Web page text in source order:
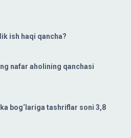
ish haqi qancha?
nafar aholining qanchasi
bog‘lariga tashriflar soni 3,8